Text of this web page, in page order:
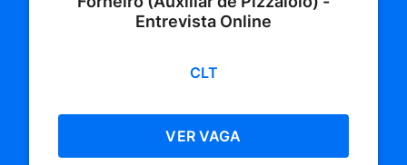
Entrevista Online
CLT
VER VAGA